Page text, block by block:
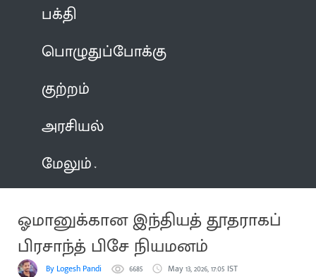
பக்தி
பொழுதுப்போக்கு
குற்றம்
அரசியல்
மேலும்
ஓமானுக்கான இந்தியத் தூதராகப்
பிரசாந்த் பிசே நியமனம்
By Logesh Pandi 6685 May 13, 2026, 17:05 IST